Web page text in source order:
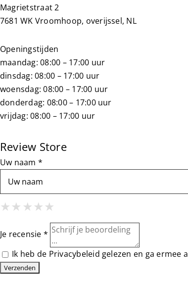
Magrietstraat 2
7681 WK Vroomhoop, overijssel, NL
Openingstijden
maandag: 08:00 – 17:00 uur
dinsdag: 08:00 – 17:00 uur
woensdag: 08:00 – 17:00 uur
donderdag: 08:00 – 17:00 uur
vrijdag: 08:00 – 17:00 uur
Review Store
Uw naam *
★1 Star
★★2 Stars
★★ ★3 Stars
★★ ★★4 Stars
★★ ★★★5 Stars
Je recensie *
Ik heb de Privacybeleid gelezen en ga ermee